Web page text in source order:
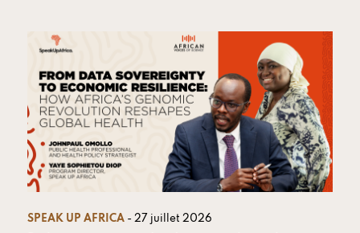
SPEAK UP AFRICA - 27 juillet 2026